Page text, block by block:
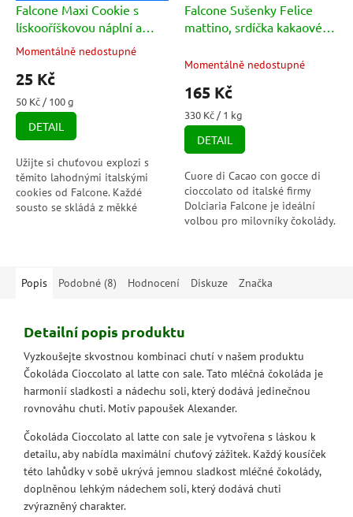
Falcone Maxi Cookie s
lískooříškovou náplní a
kousky čokolády 50g
Průměrné
produktu
je
3,0
5
hvězdiček.
Momentálně nedostupné
25 Kč
Měrná
cena:
50 Kč / 100 g
DETAIL
Užijte si chuťovou explozi s
těmito lahodnými italskými
cookies od Falcone. Každé
sousto se skládá z měkké
Falcone Sušenky Felice
mattino, srdíčka kakaové s
Momentálně nedostupné
165 Kč
Měrná
cena:
330 Kč / 1 kg
DETAIL
Cuore di Cacao con gocce di
cioccolato od italské firmy
Dolciaria Falcone je ideální
volbou pro milovníky čokolády.
Popis
Podobné (8) Hodnocení Diskuze Značka
Detailní popis produktu
Vyzkoušejte skvostnou kombinaci chutí v našem produktu
Čokoláda Cioccolato al latte con sale. Tato mléčná čokoláda je
harmonií sladkosti a nádechu soli, který dodává jedinečnou
rovnováhu chuti. Motiv papoušek Alexander.
Čokoláda Cioccolato al latte con sale je vytvořena s láskou k
detailu, aby nabídla maximální chuťový zážitek. Každý kousíček
této lahůdky v sobě ukrývá jemnou sladkost mléčné čokolády,
doplněnou lehkým nádechem soli, který dodává chuti
zvýrazněný charakter.